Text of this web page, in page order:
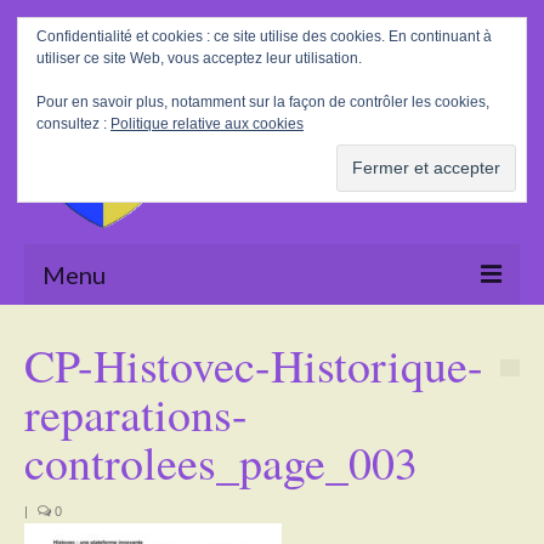
Rechercher
:
Menu
La Mairie
Le village
CP-Histovec-Historique-
reparations-
controlees_page_003
| 0
Confidentialité et cookies : ce site utilise des cookies. En continuant à
utiliser ce site Web, vous acceptez leur utilisation.
Pour en savoir plus, notamment sur la façon de contrôler les cookies,
consultez : Politique relative aux cookies